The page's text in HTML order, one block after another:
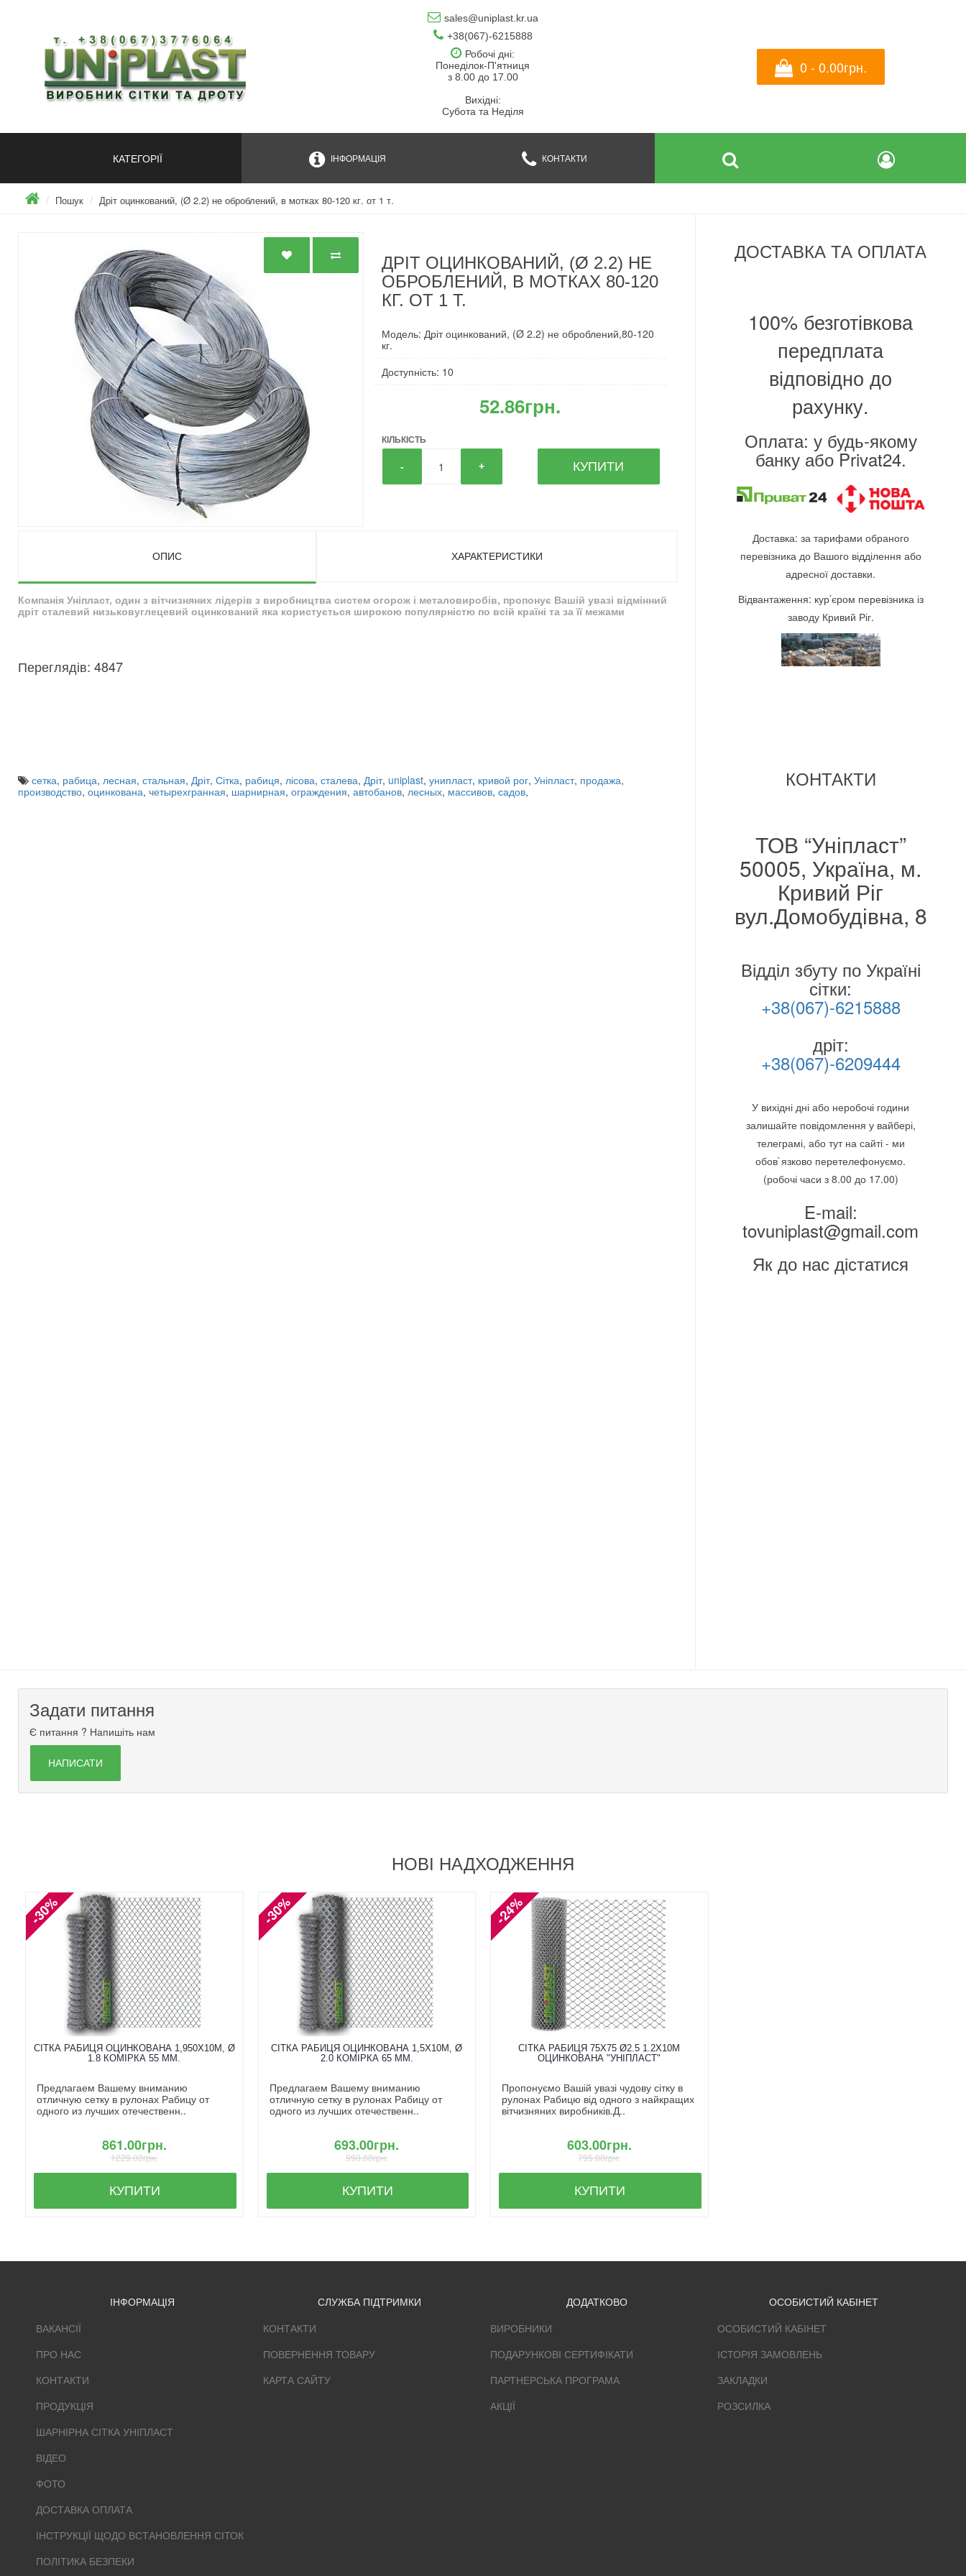
sales@uniplast.kr.ua
+38(067)-6215888
Робочі дні:
Понеділок-П'ятниця
з 8.00 до 17.00
Вихідні:
Субота та Неділя
0 - 0.00грн.
КАТЕГОРІЇ ІНФОРМАЦІЯ КОНТАКТИ
Пошук Дріт оцинкований, (Ø 2.2) не оброблений, в мотках 80-120 кг. от 1 т.
ДРІТ ОЦИНКОВАНИЙ, (Ø 2.2) НЕ
ОБРОБЛЕНИЙ, В МОТКАХ 80-120
КГ. ОТ 1 Т.
Модель: Дріт оцинкований, (Ø 2.2) не оброблений,80-120
кг.
Доступність: 10
52.86грн.
КІЛЬКІСТЬ
- + КУПИТИ
ОПИС ХАРАКТЕРИСТИКИ
Компанія Уніпласт, один з вітчизняних лідерів з виробництва систем огорож і металовиробів, пропонує Вашій увазі відмінний
дріт сталевий низьковуглецевий оцинкований яка користується широкою популярністю по всій країні та за її межами
Переглядів: 4847
сетка, рабица, лесная, стальная, Дріт, Сітка, рабиця, лісова, сталева, Дріт, uniplast, унипласт, кривой рог, Уніпласт, продажа,
производство, оцинкована, четырехгранная, шарнирная, ограждения, автобанов, лесных, массивов, садов,
ДОСТАВКА ТА ОПЛАТА
100% безготівкова
передплата
відповідно до
рахунку.
Оплата: у будь-якому
банку або Privat24.
Доставка: за тарифами обраного
перевізника до Вашого відділення або
адресної доставки.
Відвантаження: кур’єром перевізника із
заводу Кривий Ріг.
КОНТАКТИ
ТОВ “Уніпласт”
50005, Україна, м.
Кривий Ріг
вул.Домобудівна, 8
Відділ збуту по Україні
сітки:
+38(067)-6215888
дріт:
+38(067)-6209444
У вихідні дні або неробочі години
залишайте повідомлення у вайбері,
телеграмі, або тут на сайті - ми
обов`язково перетелефонуємо.
(робочі часи з 8.00 до 17.00)
E-mail:
tovuniplast@gmail.com
Як до нас дістатися
Задати питання
Є питання ? Напишіть нам
НАПИСАТИ
НОВІ НАДХОДЖЕННЯ
-30%
СІТКА РАБИЦЯ ОЦИНКОВАНА 1,950X10М, Ø
1.8 КОМІРКА 55 ММ.
Предлагаем Вашему вниманию
отличную сетку в рулонах Рабицу от
одного из лучших отечественн..
861.00грн.
1229.00грн.
КУПИТИ
-30%
СІТКА РАБИЦЯ ОЦИНКОВАНА 1,5X10М, Ø
2.0 КОМІРКА 65 ММ.
Предлагаем Вашему вниманию
отличную сетку в рулонах Рабицу от
одного из лучших отечественн..
693.00грн.
990.00грн.
КУПИТИ
-24%
СІТКА РАБИЦЯ 75Х75 Ø2.5 1.2Х10М
ОЦИНКОВАНА "УНІПЛАСТ"
Пропонуємо Вашій увазі чудову сітку в
рулонах Рабицю від одного з найкращих
вітчизняних виробників.Д..
603.00грн.
795.00грн.
КУПИТИ
ІНФОРМАЦІЯ
ВАКАНСІЇ
ПРО НАС
КОНТАКТИ
ПРОДУКЦІЯ
ШАРНІРНА СІТКА УНІПЛАСТ
ВІДЕО
ФОТО
ДОСТАВКА ОПЛАТА
ІНСТРУКЦІЇ ЩОДО ВСТАНОВЛЕННЯ СІТОК
ПОЛІТИКА БЕЗПЕКИ
СЛУЖБА ПІДТРИМКИ
КОНТАКТИ
ПОВЕРНЕННЯ ТОВАРУ
КАРТА САЙТУ
ДОДАТКОВО
ВИРОБНИКИ
ПОДАРУНКОВІ СЕРТИФІКАТИ
ПАРТНЕРСЬКА ПРОГРАМА
АКЦІЇ
ОСОБИСТИЙ КАБІНЕТ
ОСОБИСТИЙ КАБІНЕТ
ІСТОРІЯ ЗАМОВЛЕНЬ
ЗАКЛАДКИ
РОЗСИЛКА